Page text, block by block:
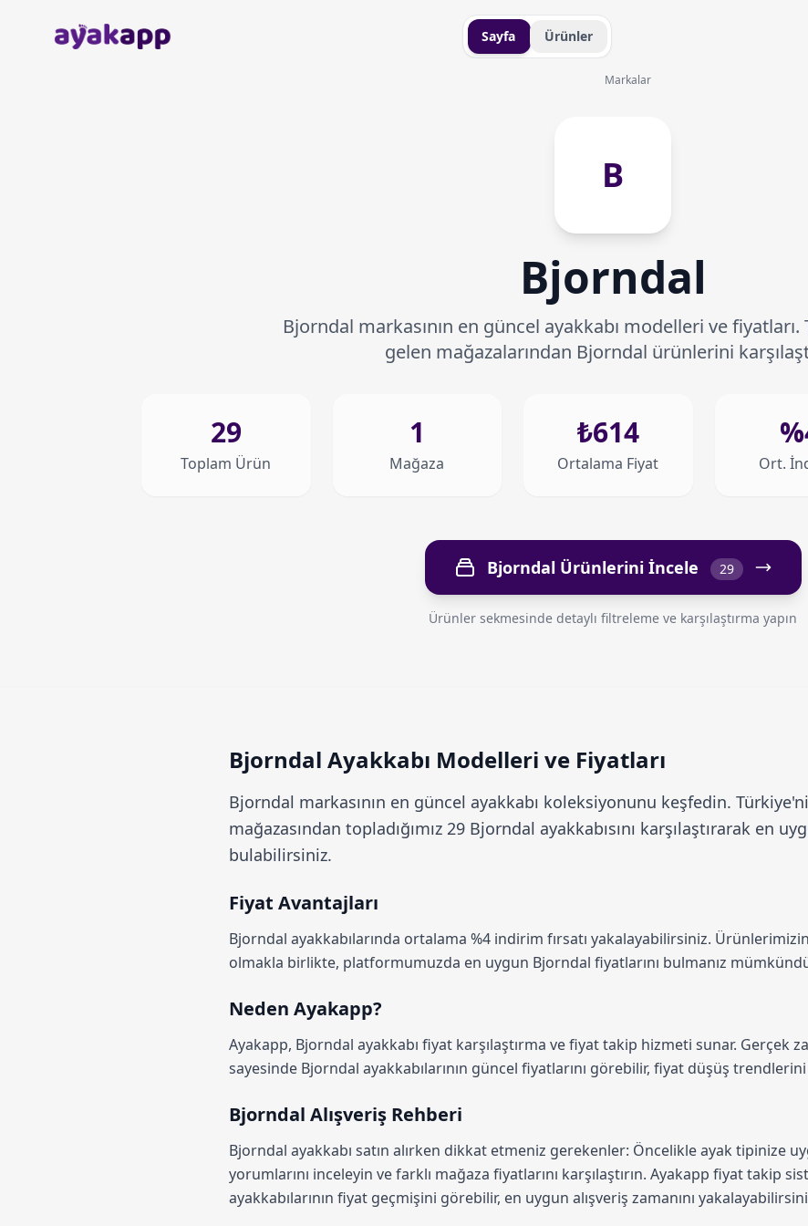
Anasayfa Sayfa Ürünler
Markalar
B
Bjorndal
Bjorndal markasının en güncel ayakkabı modelleri ve
gelen mağazalarından Bjorndal ürünlerini
29
Toplam Ürün
1
Mağaza
₺614
Ortalama Fiyat Ort.
Bjorndal Ürünlerini İncele 29
Ürünler sekmesinde detaylı filtreleme ve karşılaştırma yapın
Bjorndal Ayakkabı Modelleri ve Fiyatları
Bjorndal markasının en güncel ayakkabı koleksiyonunu keşfedin.
mağazasından topladığımız 29 Bjorndal ayakkabısını karşılaştırarak en
bulabilirsiniz.
Fiyat Avantajları
Bjorndal ayakkabılarında ortalama %4 indirim fırsatı yakalayabilirsiniz.
olmakla birlikte, platformumuzda en uygun Bjorndal fiyatlarını bulmanız
Neden Ayakapp?
Ayakapp, Bjorndal ayakkabı fiyat karşılaştırma ve fiyat takip hizmeti sunar. Gerçek
sayesinde Bjorndal ayakkabılarının güncel fiyatlarını görebilir, fiyat düşüş
Bjorndal Alışveriş Rehberi
Bjorndal ayakkabı satın alırken dikkat etmeniz gerekenler: Öncelikle ayak tipinize
yorumlarını inceleyin ve farklı mağaza fiyatlarını karşılaştırın. Ayakapp fiyat takip
ayakkabılarının fiyat geçmişini görebilir, en uygun alışveriş zamanını